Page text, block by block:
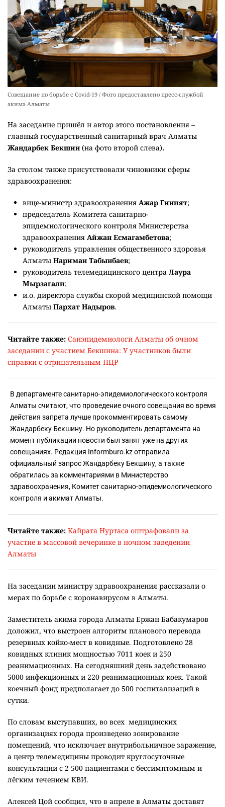
Совещание по борьбе с Covid-19 / Фото предоставлено пресс-службой
акима Алматы
На заседание пришёл и автор этого постановления –
главный государственный санитарный врач Алматы
Жандарбек Бекшин(на фото второй слева).
За столом также присутствовали чиновники сферы
здравоохранения:
вице-министр здравоохранения Ажар Гиният;
председатель Комитета санитарно-
эпидемиологического контроля Министерства
здравоохранения Айжан Есмагамбетова;
руководитель управления общественного здоровья
Алматы Нариман Табынбаев;
руководитель телемедицинского центра Лаура
Мырзагали;
и.о. директора службы скорой медицинской помощи
Алматы Пархат Надыров.
Читайте также: Санэпидемиологи Алматы об очном
заседании с участием Бекшина: У участников были
справки с отрицательным ПЦР
В департаменте санитарно-эпидемиологического контроля
Алматы считают, что проведение очного совещания во время
действия запрета лучше прокомментировать самому
Жандарбеку Бекшину. Но руководитель департамента на
момент публикации новости был занят уже на других
совещаниях. Редакция Informburo.kz отправила
официальный запрос Жандарбеку Бекшину, а также
обратилась за комментариями в Министерство
здравоохранения, Комитет санитарно-эпидемиологического
контроля и акимат Алматы.
Читайте также: Кайрата Нуртаса оштрафовали за
участие в массовой вечеринке в ночном заведении
Алматы
На заседании министру здравоохранения рассказали о
мерах по борьбе с коронавирусом в Алматы.
Заместитель акима города Алматы Ержан Бабакумаров
доложил, что выстроен алгоритм планового перевода
резервных койко-мест в ковидные. Подготовлено 28
ковидных клиник мощностью 7011 коек и 250
реанимационных. На сегодняшний день задействовано
5000 инфекционных и 220 реанимационных коек. Такой
коечный фонд предполагает до 500 госпитализаций в
сутки.
По словам выступавших, во всех медицинских
организациях города произведено зонирование
помещений, что исключает внутрибольничное заражение,
а центр телемедицины проводит круглосуточные
консультации с 2 500 пациентами с бессимптомным и
лёгким течением КВИ.
Алексей Цой сообщил, что в апреле в Алматы доставят